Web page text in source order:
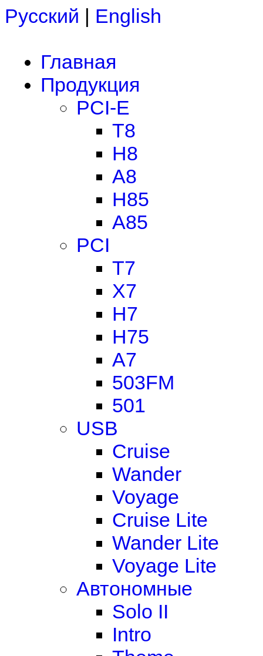
Русский | English
Главная
Продукция
PCI-E
T8
H8
A8
H85
A85
PCI
T7
X7
H7
H75
A7
503FM
501
USB
Cruise
Wander
Voyage
Cruise Lite
Wander Lite
Voyage Lite
Автономные
Solo II
Intro